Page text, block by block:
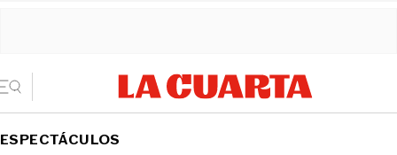
ESPECTÁCULOS